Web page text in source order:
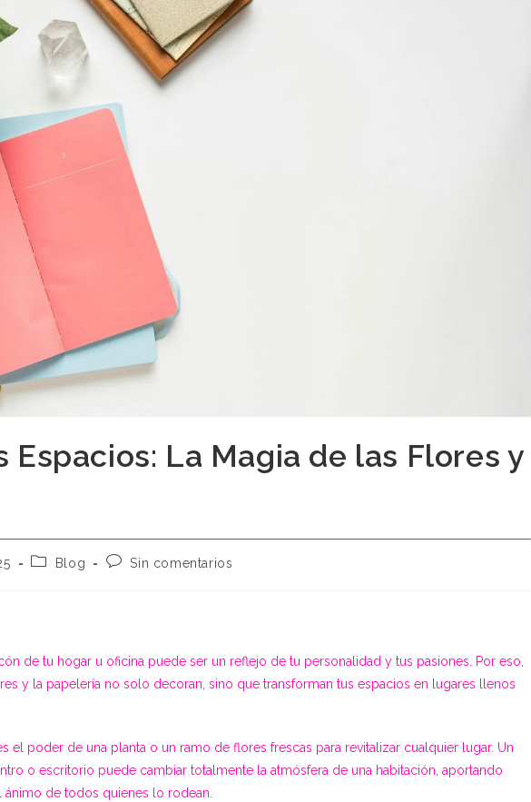
Espacios: La Magia de las Flores y
Categoría
Blog
Comentarios
Sin comentarios
de tu hogar u oficina puede ser un reflejo de tu personalidad y tus pasiones. Por eso,
y la papelería no solo decoran, sino que transforman tus espacios en lugares llenos
el poder de una planta o un ramo de flores frescas para revitalizar cualquier lugar. Un
o escritorio puede cambiar totalmente la atmósfera de una habitación, aportando
de todos quienes lo rodean.